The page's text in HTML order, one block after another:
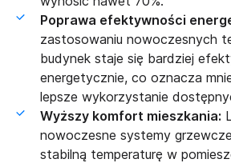
Poprawa efektywności
zastosowaniu nowoczesnych
budynek staje się bardziej
energetycznie, co oznacza
lepsze wykorzystanie
Wyższy komfort mieszkania:
nowoczesne systemy
stabilną temperaturę w